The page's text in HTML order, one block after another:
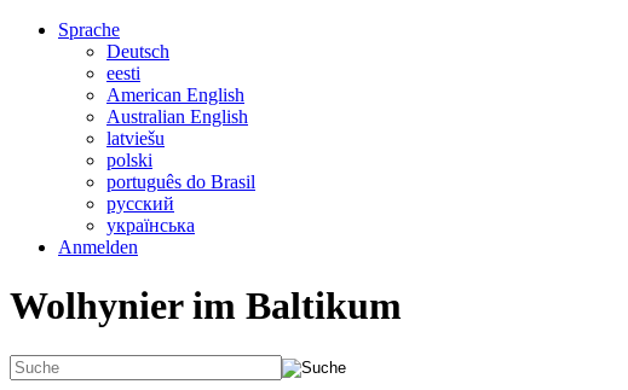
Sprache
Deutsch
eesti
American English
Australian English
latviešu
polski
português do Brasil
русский
українська
Anmelden
Wolhynier im Baltikum